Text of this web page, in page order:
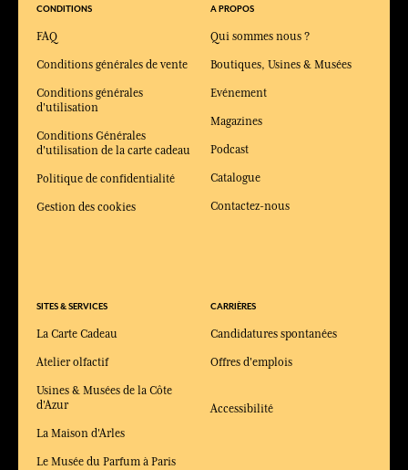
CONDITIONS
FAQ
Conditions générales de vente
Conditions générales
d'utilisation
Conditions Générales
d'utilisation de la carte cadeau
Politique de confidentialité
Gestion des cookies
SITES & SERVICES
La Carte Cadeau
Atelier olfactif
Usines & Musées de la Côte
d'Azur
La Maison d'Arles
Le Musée du Parfum à Paris
A PROPOS
Qui sommes nous ?
Boutiques, Usines & Musées
Evénement
Magazines
Podcast
Catalogue
Contactez-nous
CARRIÈRES
Candidatures spontanées
Offres d'emplois
Accessibilité